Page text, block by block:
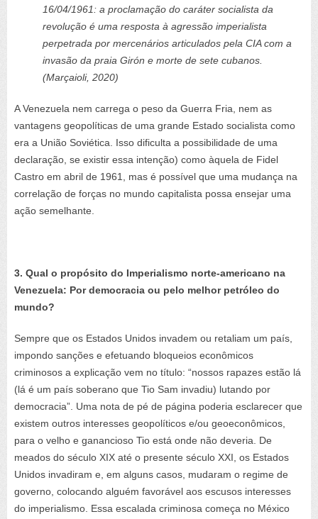
16/04/1961: a proclamação do caráter socialista da
revolução é uma resposta à agressão imperialista
perpetrada por mercenários articulados pela CIA com a
invasão da praia Girón e morte de sete cubanos.
(Marçaioli, 2020)
A Venezuela nem carrega o peso da Guerra Fria, nem as
vantagens geopolíticas de uma grande Estado socialista como
era a União Soviética. Isso dificulta a possibilidade de uma
declaração, se existir essa intenção) como àquela de Fidel
Castro em abril de 1961, mas é possível que uma mudança na
correlação de forças no mundo capitalista possa ensejar uma
ação semelhante.
3. Qual o propósito do Imperialismo norte-americano na
Venezuela: Pordemocracia ou pelo melhor petróleo do
mundo?
Sempre que os Estados Unidos invadem ou retaliam um país,
impondo sanções e efetuando bloqueios econômicos
criminosos a explicação vem no título: “nossos rapazes estão lá
(lá é um país soberano que Tio Sam invadiu) lutando por
democracia”. Uma nota de pé de página poderia esclarecer que
existem outros interesses geopolíticos e/ou geoeconômicos,
para o velho e ganancioso Tio está onde não deveria. De
meados do século XIX até o presente século XXI, os Estados
Unidos invadiram e, em alguns casos, mudaram o regime de
governo, colocando alguém favorável aos escusos interesses
do imperialismo. Essa escalada criminosa começa no México